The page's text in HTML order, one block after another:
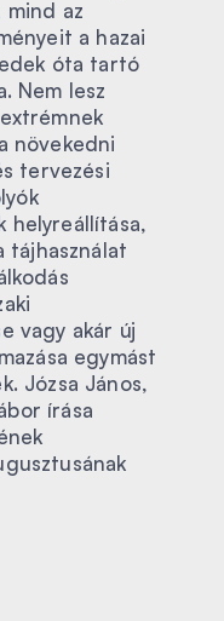
mind az
a hazai
óta tartó
Nem lesz
növekedni
tervezési
helyreállítása,
tájhasználat
vagy akár új
egymást
Józsa János,
írása